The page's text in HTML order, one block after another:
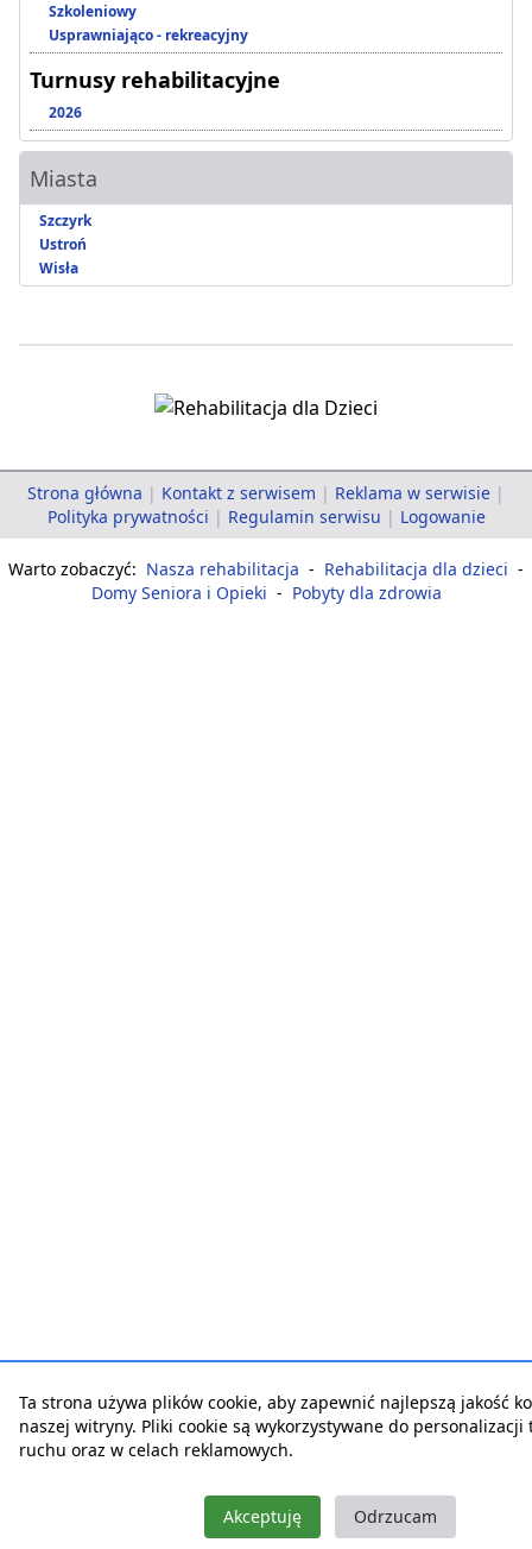
Szkoleniowy
Usprawniająco - rekreacyjny
Turnusy rehabilitacyjne
2026
Miasta
Szczyrk
Ustroń
Wisła
Strona główna | Kontakt z serwisem | Reklama w serwisie |
Polityka prywatności | Regulamin serwisu | Logowanie
Warto zobaczyć: Nasza rehabilitacja - Rehabilitacja dla dzieci -
Domy Seniora i Opieki - Pobyty dla zdrowia
Ta strona używa plików cookie, aby zapewnić najlepszą jakość
naszej witryny. Pliki cookie są wykorzystywane do personalizacji
ruchu oraz w celach reklamowych.
Akceptuję Odrzucam